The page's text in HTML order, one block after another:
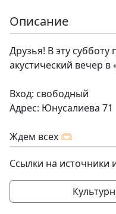
Описание
Друзья! В эту
акустический вечер в
Вход: свободный
Адрес: Юнусалиева 71
Ждем всех 🫶🏻
Ссылки на источники